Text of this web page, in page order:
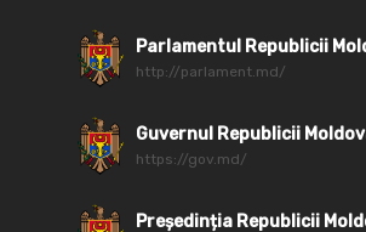
Parlamentul Republicii
http://parlament.md/
Guvernul Republicii
https://gov.md/
Președinția Republicii